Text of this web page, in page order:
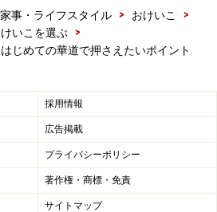
るために包む「花合羽」と入れ物
グ）」の3点でしょう。
おけいこに通うのが楽しくなり
れの値段の相場は、花ばさみは
円前後、花袋は1000円前後で
す。
家事・ライフスタイル > おけいこ
>
いこを選ぶ
>
じめての華道で押さえたいポイント
採用情報
広告掲載
プライバシーポリシー
著作権・商標・免責
サイトマップ